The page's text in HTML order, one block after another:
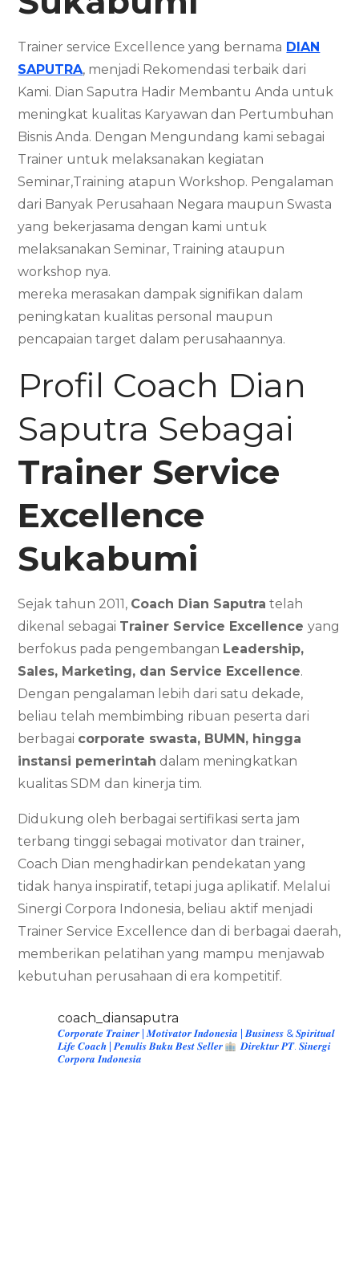
Trainer service Excellence yang bernama DIAN
SAPUTRA, menjadi Rekomendasi terbaik dari
Kami. Dian Saputra Hadir Membantu Anda untuk
meningkat kualitas Karyawan dan Pertumbuhan
Bisnis Anda. Dengan Mengundang kami sebagai
Trainer untuk melaksanakan kegiatan
Seminar,Training atapun Workshop. Pengalaman
dari Banyak Perusahaan Negara maupun Swasta
yang bekerjasama dengan kami untuk
melaksanakan Seminar, Training ataupun
workshop nya.
mereka merasakan dampak signifikan dalam
peningkatan kualitas personal maupun
pencapaian target dalam perusahaannya.
Profil Coach Dian
Saputra Sebagai
Trainer Service
Excellence
Sukabumi
Sejak tahun 2011, Coach Dian Saputra telah
dikenal sebagai Trainer Service Excellenceyang
berfokus pada pengembangan Leadership,
Sales, Marketing, dan Service Excellence.
Dengan pengalaman lebih dari satu dekade,
beliau telah membimbing ribuan peserta dari
berbagai corporate swasta, BUMN, hingga
instansi pemerintah dalam meningkatkan
kualitas SDM dan kinerja tim.
Didukung oleh berbagai sertifikasi serta jam
terbang tinggi sebagai motivator dan trainer,
Coach Dian menghadirkan pendekatan yang
tidak hanya inspiratif, tetapi juga aplikatif. Melalui
Sinergi Corpora Indonesia, beliau aktif menjadi
Trainer Service Excellence dan di berbagai daerah,
memberikan pelatihan yang mampu menjawab
kebutuhan perusahaan di era kompetitif.
coach_diansaputra
𝑪𝒐𝒓𝒑𝒐𝒓𝒂𝒕𝒆 𝑻𝒓𝒂𝒊𝒏𝒆𝒓 | 𝑴𝒐𝒕𝒊𝒗𝒂𝒕𝒐𝒓 𝑰𝒏𝒅𝒐𝒏𝒆𝒔𝒊𝒂 | 𝑩𝒖𝒔𝒊𝒏𝒆𝒔𝒔 & 𝑺𝒑𝒊𝒓𝒊𝒕𝒖𝒂𝒍
𝑳𝒊𝒇𝒆 𝑪𝒐𝒂𝒄𝒉 | 𝑷𝒆𝒏𝒖𝒍𝒊𝒔 𝑩𝒖𝒌𝒖 𝑩𝒆𝒔𝒕 𝑺𝒆𝒍𝒍𝒆𝒓
𝑫𝒊𝒓𝒆𝒌𝒕𝒖𝒓 𝑷𝑻. 𝑺𝒊𝒏𝒆𝒓𝒈𝒊
𝑪𝒐𝒓𝒑𝒐𝒓𝒂 𝑰𝒏𝒅𝒐𝒏𝒆𝒔𝒊𝒂